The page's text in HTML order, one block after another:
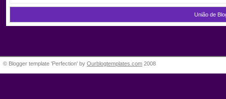
União de
© Blogger template 'Perfection' by Ourblogtemplates.com 2008